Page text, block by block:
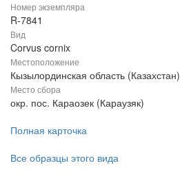
Номер экземпляра
R-7841
Вид
Corvus cornix
Местоположение
Кызылординская область (Казахстан)
Место сбора
окр. пос. Караозек (Караузяк)
Полная карточка
Все образцы этого вида